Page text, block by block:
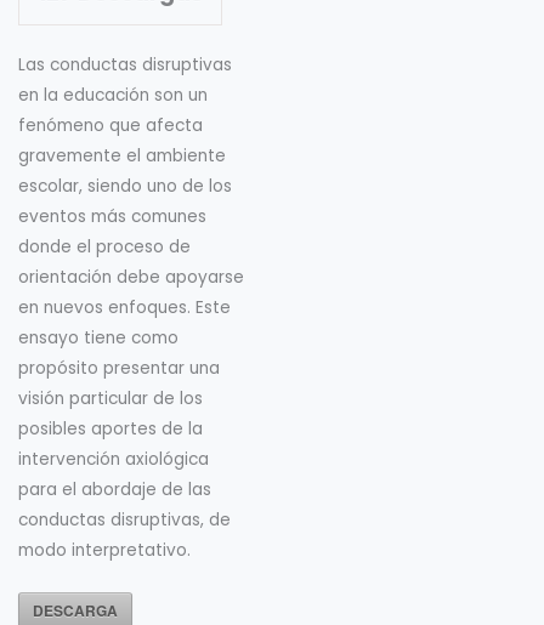
Las conductas disruptivas
en la educación son un
fenómeno que afecta
gravemente el ambiente
escolar, siendo uno de los
eventos más comunes
donde el proceso de
orientación debe apoyarse
en nuevos enfoques. Este
ensayo tiene como
propósito presentar una
visión particular de los
posibles aportes de la
intervención axiológica
para el abordaje de las
conductas disruptivas, de
modo interpretativo.
DESCARGA